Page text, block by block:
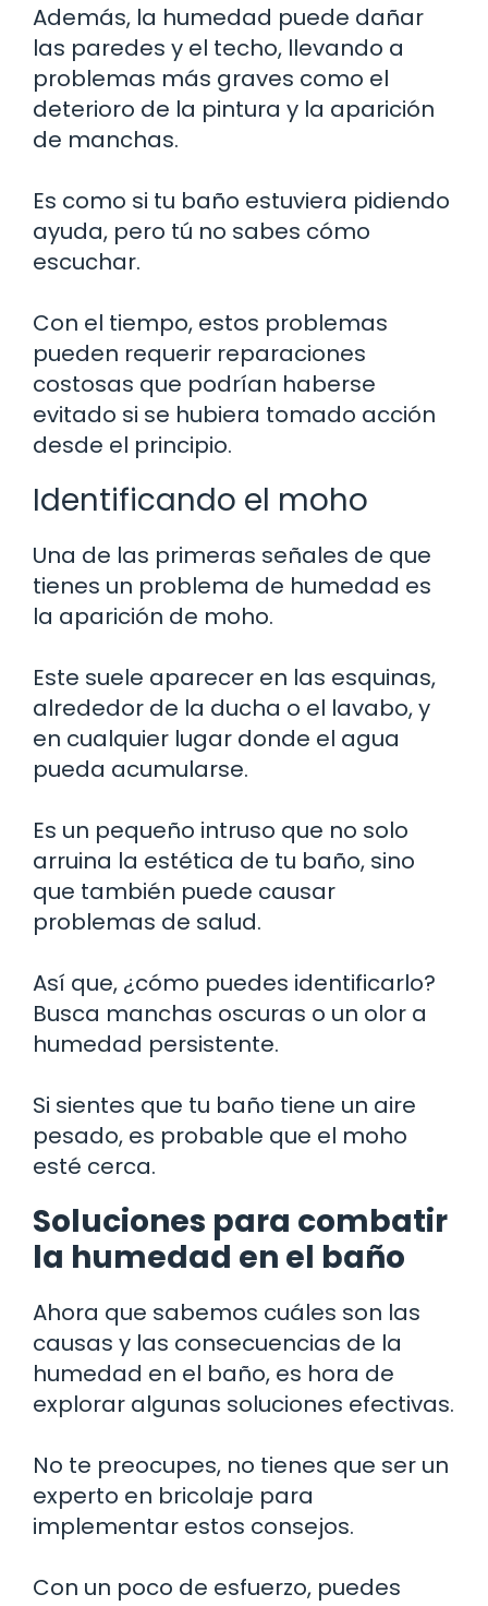
Además, la humedad puede dañar
las paredes y el techo, llevando a
problemas más graves como el
deterioro de la pintura y la aparición
de manchas.
Es como si tu baño estuviera pidiendo
ayuda, pero tú no sabes cómo
escuchar.
Con el tiempo, estos problemas
pueden requerir reparaciones
costosas que podrían haberse
evitado si se hubiera tomado acción
desde el principio.
Identificando el moho
Una de las primeras señales de que
tienes un problema de humedad es
la aparición de moho.
Este suele aparecer en las esquinas,
alrededor de la ducha o el lavabo, y
en cualquier lugar donde el agua
pueda acumularse.
Es un pequeño intruso que no solo
arruina la estética de tu baño, sino
que también puede causar
problemas de salud.
Así que, ¿cómo puedes identificarlo?
Busca manchas oscuras o un olor a
humedad persistente.
Si sientes que tu baño tiene un aire
pesado, es probable que el moho
esté cerca.
Soluciones para combatir
la humedad en el baño
Ahora que sabemos cuáles son las
causas y las consecuencias de la
humedad en el baño, es hora de
explorar algunas soluciones efectivas.
No te preocupes, no tienes que ser un
experto en bricolaje para
implementar estos consejos.
Con un poco de esfuerzo, puedes